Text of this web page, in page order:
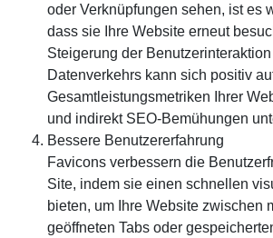
oder Verknüpfungen sehen, ist es
dass sie Ihre Website erneut
Steigerung der
Datenverkehrs kann sich positiv
Gesamtleistungsmetriken Ihrer
und indirekt SEO-Bemühungen
Bessere Benutzererfahrung
Favicons verbessern die
Site, indem sie einen schnellen
bieten, um Ihre Website zwischen
geöffneten Tabs oder